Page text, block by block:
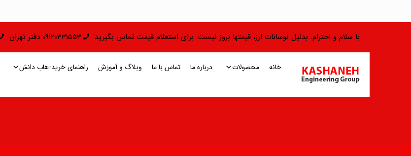
با سلام و احترام. بدلیل نوسانات ارز، قیمتها بروز نیست. برای استعلام قیمت تماس بگیرید 09120331553 دفتر تهران
خانه محصولات درباره ما تماس با ما وبلاگ و آموزش راهنمای خرید-هاب دانش